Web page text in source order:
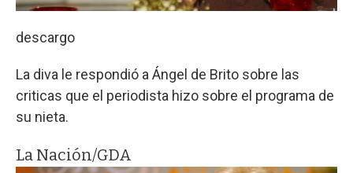
descargo
La diva le respondió a Ángel de Brito sobre las
criticas que el periodista hizo sobre el programa de
su nieta.
La Nación/GDA